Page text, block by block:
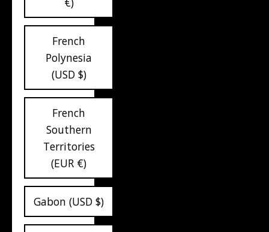
French
Polynesia
(USD $)
French
Southern
Territories
(EUR €)
Gabon (USD $)